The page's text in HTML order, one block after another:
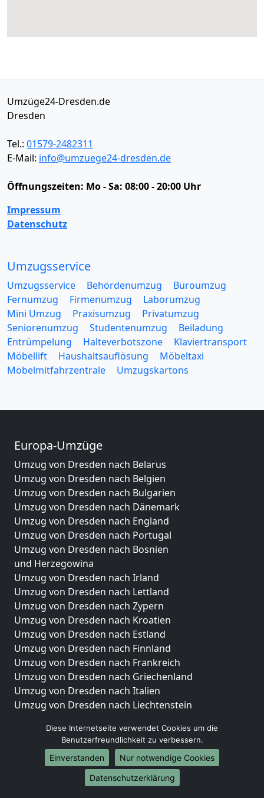
Umzüge24-Dresden.de
Dresden
Tel.: 01579-2482311
E-Mail: info@umzuege24-dresden.de
Öffnungszeiten: Mo - Sa: 08:00 - 20:00 Uhr
Impressum
Datenschutz
Umzugsservice
Umzugsservice Behördenumzug
Büroumzug
Fernumzug
Firmenumzug
Laborumzug
Mini Umzug
Praxisumzug
Privatumzug
Seniorenumzug
Studentenumzug
Beiladung
Entrümpelung
Halteverbotszone
Klaviertransport
Möbellift
Haushaltsauflösung
Möbeltaxi
Möbelmitfahrzentrale
Umzugskartons
Europa-Umzüge
Umzug von Dresden nach Belarus
Umzug von Dresden nach Belgien
Umzug von Dresden nach Bulgarien
Umzug von Dresden nach Dänemark
Umzug von Dresden nach England
Umzug von Dresden nach Portugal
Umzug von Dresden nach Bosnien
und Herzegowina
Umzug von Dresden nach Irland
Umzug von Dresden nach Lettland
Umzug von Dresden nach Zypern
Umzug von Dresden nach Kroatien
Umzug von Dresden nach Estland
Umzug von Dresden nach Finnland
Umzug von Dresden nach Frankreich
Umzug von Dresden nach Griechenland
Umzug von Dresden nach Italien
Umzug von Dresden nach Liechtenstein
Umzug von Dresden nach Niederlande
Umzug von Dresden nach Norwegen
Umzüge-Deutschlandweit
Umzug von Dresden nach Berlin
Diese Internetseite verwendet Cookies um die
Benutzerfreundlichkeit zu verbessern.
Einverstanden
Nur notwendige Cookies
Datenschutzerklärung